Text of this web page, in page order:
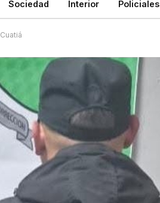
Sociedad Interior Policiales